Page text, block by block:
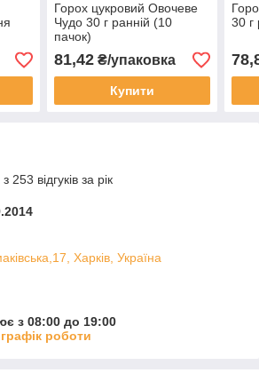
Горох цукровий Овочеве
Чудо 30 г ранній (10
пачок)
81,42₴/упаковка
Купити
30 г
253 відгуків за рік
Харків, Україна
з 08:00 до 19:00
роботи